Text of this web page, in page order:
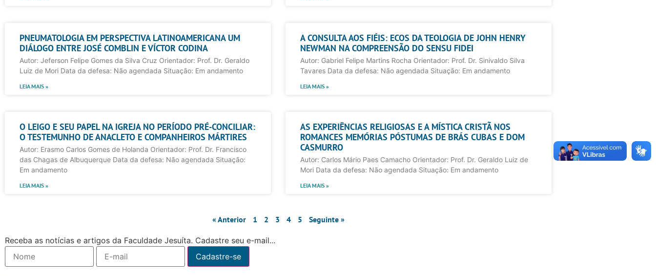
PNEUMATOLOGIA EM PERSPECTIVA LATINOAMERICANA UM
DIÁLOGO ENTRE JOSÉ COMBLIN E VÍCTOR CODINA
Autor: Jeferson Felipe Gomes da Silva Cruz Orientador: Prof. Dr. Geraldo
Luiz de Mori Data da defesa: Não agendada Situação: Em andamento
LEIA MAIS »
A CONSULTA AOS FIÉIS: ECOS DA TEOLOGIA DE JOHN HENRY
NEWMAN NA COMPREENSÃO DO SENSU FIDEI
Autor: Gabriel Felipe Martins Rocha Orientador: Prof. Dr. Sinivaldo Silva
Tavares Data da defesa: Não agendada Situação: Em andamento
LEIA MAIS »
O LEIGO E SEU PAPEL NA IGREJA NO PERÍODO PRÉ-CONCILIAR:
O TESTEMUNHO DE ANACLETO E COMPANHEIROS MÁRTIRES
Autor: Erasmo Carlos Gomes de Holanda Orientador: Prof. Dr. Francisco
das Chagas de Albuquerque Data da defesa: Não agendada Situação:
Em andamento
LEIA MAIS »
AS EXPERIÊNCIAS RELIGIOSAS E A MÍSTICA CRISTÃ NOS
ROMANCES MEMÓRIAS PÓSTUMAS DE BRÁS CUBAS E DOM
CASMURRO
Autor: Carlos Mário Paes Camacho Orientador: Prof. Dr. Geraldo Luiz de
Mori Data da defesa: Não agendada Situação: Em andamento
LEIA MAIS »
« Anterior 1 2 3 4 5 Seguinte »
Receba as notícias e artigos da Faculdade Jesuíta. Cadastre seu e-mail...